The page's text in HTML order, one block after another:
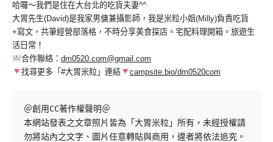
哈囉～我們是住在大台北的吃貨夫妻^^
大胃先生(David)是我家男傭兼攝影師，我是米粒小姐(Milly)負責吃貨
+寫文，共筆經營部落格，不時分享美食探店。宅配料理開箱。旅遊生
活日常！
合作聯絡： dm0520.com@gmail.com
找尋更多「#大胃米粒」連結
campsite.bio/dm0520com
＠創用CC著作權聲明＠
本網站發表之文章照片皆為「大胃米粒」所有，未經授權請
勿將站內之文字、圖片任意轉貼與商用，違者將依法追究。